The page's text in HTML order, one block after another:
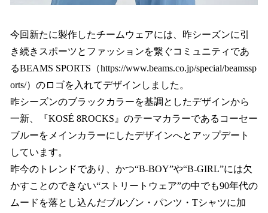
今回新たに製作したチームウェアには、昨シーズンに引
き続きスポーツとファッションを繋ぐコミュニティであ
るBEAMS SPORTS（https://www.beams.co.jp/special/beamssp
orts/）のロゴを入れてデザインしました。
昨シーズンのブラックカラーを基調としたデザインから
一新、『KOSÉ 8ROCKS』のテーマカラーであるコーセー
ブルーをメインカラーにしたデザインへとアップデート
しています。
昨今のトレンドであり、かつ“B-BOY”や“B-GIRL”には欠
かすことのできない“ストリートウェア”の中でも90年代の
ムードを落とし込んだブルゾン・パンツ・Tシャツに加